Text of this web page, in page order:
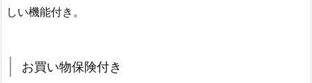
しい機能付き。
お買い物保険付き